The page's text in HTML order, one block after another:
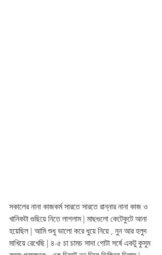
সকালের নানা কাজকর্ম সারতে সারতে রান্নার নানা কাজ ও
খানিকটা গুছিয়ে নিতে লাগলাম | মাছগুলো কেটেকুটে আনা
হয়েছিল | আমি শুধু ভালো করে ধুয়ে নিয়ে , নুন আর হলুদ
মাখিয়ে রেখেছি | ৪-৫ চা চামচ সাদা গোটা সর্ষে একটু কুসুম